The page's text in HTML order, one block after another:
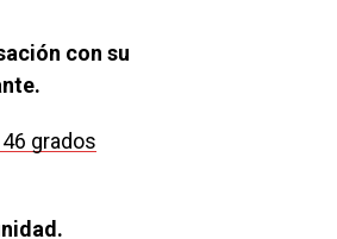
con su
grados